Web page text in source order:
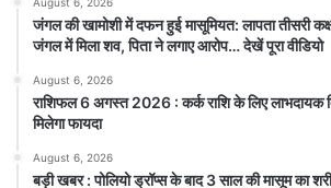
जंगल की खामोशी में दफन हुई मासूमियत: लापता तीसरी
जंगल में मिला शव, पिता ने लगाए आरोप… देखें पूरा वीडियो
August 6, 2026
राशिफल 6 अगस्त 2026 : कर्क राशि के लिए लाभदायक
मिलेगा फायदा
August 6, 2026
बड़ी खबर : पोलियो ड्रॉप्स के बाद 3 साल की मासूम का